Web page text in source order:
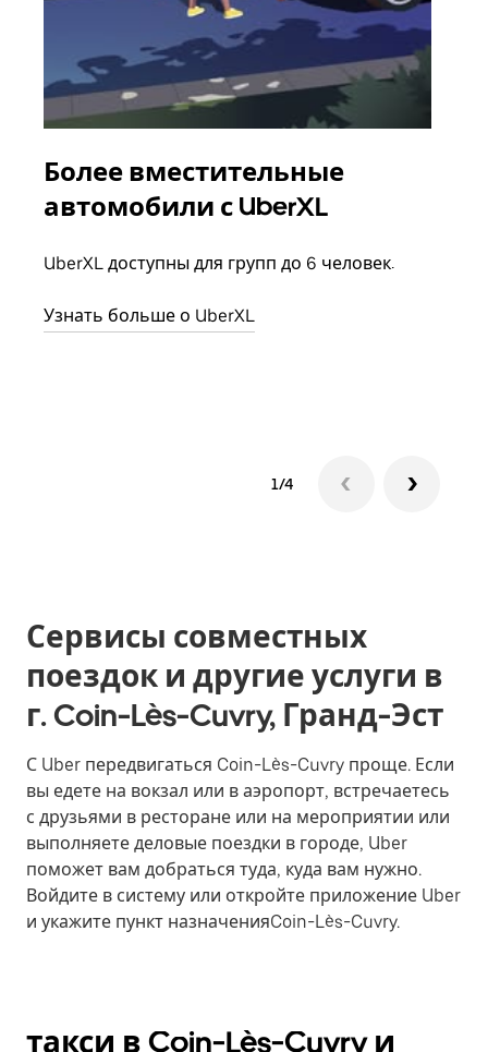
Более вместительные
автомобили с UberXL
UberXL доступны для групп до 6 человек.
Узнать больше о UberXL
1/4
Сервисы совместных
поездок и другие услуги в
г. Coin-Lès-Cuvry, Гранд-Эст
С Uber передвигаться Coin-Lès-Cuvry проще. Если
вы едете на вокзал или в аэропорт, встречаетесь
с друзьями в ресторане или на мероприятии или
выполняете деловые поездки в городе, Uber
поможет вам добраться туда, куда вам нужно.
Войдите в систему или откройте приложение Uber
и укажите пункт назначенияCoin-Lès-Cuvry.
такси в Coin-Lès-Cuvry и